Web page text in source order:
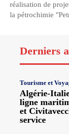
réalisation de
la pétrochimie
Derniers
Tourisme et
Algérie-
ligne
et
service